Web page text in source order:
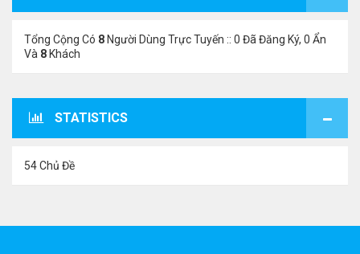
Tổng Cộng Có 8 Người Dùng Trực Tuyến :: 0 Đã Đăng Ký, 0 Ẩn
Và 8 Khách
STATISTICS
54 Chủ Đề